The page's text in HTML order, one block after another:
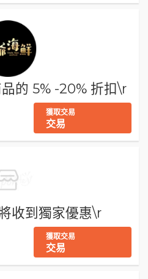
的 5% -20% 折扣\r
獲取交易
交易
收到獨家優惠\r
獲取交易
交易